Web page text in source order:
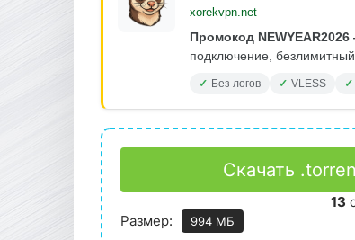
xorekvpn.net
Промокод
подключение,
Без логов VLESS
Скачать
13
Размер:
994 МБ